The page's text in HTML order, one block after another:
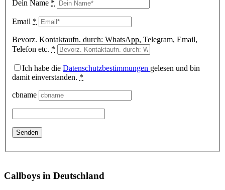
Dein Name *
Email *
Bevorz. Kontaktaufn. durch: WhatsApp, Telegram, Email,
Telefon etc. *
Ich habe die Datenschutzbestimmungen gelesen und bin
damit einverstanden. *
cbname
Callboys in Deutschland